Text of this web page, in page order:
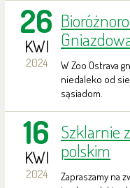
26
KWI
2024
W Zoo Ostrava
niedaleko od
sąsiadom.
16
KWI
2024
Szklarnie
polskim
Zapraszamy na